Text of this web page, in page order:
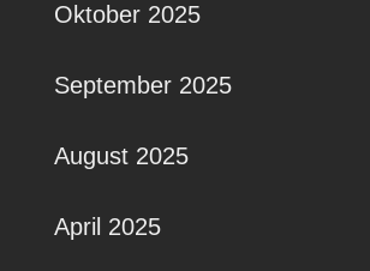
Oktober 2025
September 2025
August 2025
April 2025